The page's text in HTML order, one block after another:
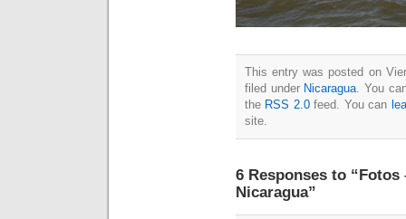
This entry was posted on
filed under Nicaragua. You
the RSS 2.0feed. You can
site.
6 Responses to
Nicaragua”